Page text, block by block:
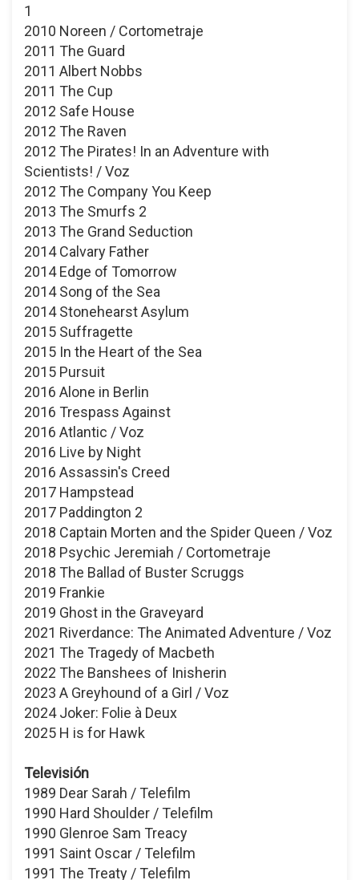
1
2010 Noreen / Cortometraje
2011 The Guard
2011 Albert Nobbs
2011 The Cup
2012 Safe House
2012 The Raven
2012 The Pirates! In an Adventure with
Scientists! / Voz
2012 The Company You Keep
2013 The Smurfs 2
2013 The Grand Seduction
2014 Calvary Father
2014 Edge of Tomorrow
2014 Song of the Sea
2014 Stonehearst Asylum
2015 Suffragette
2015 In the Heart of the Sea
2015 Pursuit
2016 Alone in Berlin
2016 Trespass Against
2016 Atlantic / Voz
2016 Live by Night
2016 Assassin's Creed
2017 Hampstead
2017 Paddington 2
2018 Captain Morten and the Spider Queen / Voz
2018 Psychic Jeremiah / Cortometraje
2018 The Ballad of Buster Scruggs
2019 Frankie
2019 Ghost in the Graveyard
2021 Riverdance: The Animated Adventure / Voz
2021 The Tragedy of Macbeth
2022 The Banshees of Inisherin
2023 A Greyhound of a Girl / Voz
2024 Joker: Folie à Deux
2025 H is for Hawk
Televisión
1989 Dear Sarah / Telefilm
1990 Hard Shoulder / Telefilm
1990 Glenroe Sam Treacy
1991 Saint Oscar / Telefilm
1991 The Treaty / Telefilm